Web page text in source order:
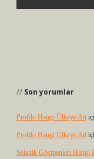
Son yorumlar
Profilo Hangi Ülkeye Ait
Profilo Hangi Ülkeye Ait
Selanik Göçmenleri Hangi